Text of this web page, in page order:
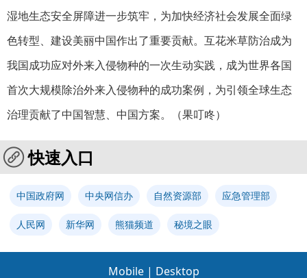
湿地生态安全屏障进一步筑牢，为加快经济社会发展全面绿
色转型、建设美丽中国作出了重要贡献。互花米草防治成为
我国成功应对外来入侵物种的一次生动实践，成为世界各国
首次大规模除治外来入侵物种的成功案例，为引领全球生态
治理贡献了中国智慧、中国方案。（果叮咚）
快速入口
中国政府网 中央网信办 自然资源部 应急管理部
人民网 新华网 熊猫频道 秘境之眼
Mobile | Desktop